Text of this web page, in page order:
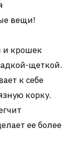
вещи!
и крошек
щеткой.
к себе
корку.
ее более